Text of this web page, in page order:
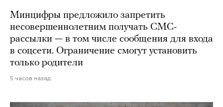
Минцифры предложило запретить
несовершеннолетним получать СМС-
рассылки — в том числе сообщения для входа
в соцсети. Ограничение смогут установить
только родители
5 часов назад